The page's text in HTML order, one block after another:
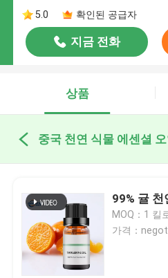
5.0
확인된 공급자
지금 전화
상품
중국 천연 식물 에센셜 오
MOQ：1 킬
가격：